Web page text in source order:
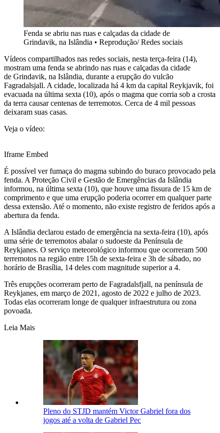
Fenda se abriu nas ruas e calçadas da cidade de
Grindavik, na Islândia • Reprodução/ Redes sociais
Vídeos compartilhados nas redes sociais, nesta terça-feira (14),
mostram uma fenda se abrindo nas ruas e calçadas da cidade
de Grindavik, na Islândia, durante a erupção do vulcão
Fagradalsjall. A cidade, localizada há 4 km da capital Reykjavik, foi
evacuada na última sexta (10), após o magma que corria sob a crosta
da terra causar centenas de terremotos. Cerca de 4 mil pessoas
deixaram suas casas.
Veja o vídeo:
Iframe Embed
É possível ver fumaça do magma subindo do buraco provocado pela
fenda. A Proteção Civil e Gestão de Emergências da Islândia
informou, na última sexta (10), que houve uma fissura de 15 km de
comprimento e que uma erupção poderia ocorrer em qualquer parte
dessa extensão. Até o momento, não existe registro de feridos após a
abertura da fenda.
A Islândia declarou estado de emergência na sexta-feira (10), após
uma série de terremotos abalar o sudoeste da Península de
Reykjanes. O serviço meteorológico informou que ocorreram 500
terremotos na região entre 15h de sexta-feira e 3h de sábado, no
horário de Brasília, 14 deles com magnitude superior a 4.
Três erupções ocorreram perto de Fagradalsfjall, na península de
Reykjanes, em março de 2021, agosto de 2022 e julho de 2023.
Todas elas ocorreram longe de qualquer infraestrutura ou zona
povoada.
Leia Mais
Pleno do STJD mantém Victor Gabriel fora dos
jogos até a volta de Gabriel Pec